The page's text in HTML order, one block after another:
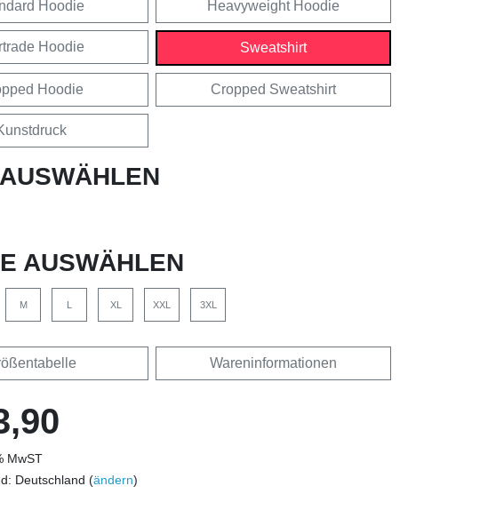
Hoodie Heavyweight Hoodie
Hoodie Sweatshirt
Hoodie Cropped Sweatshirt
AUSWÄHLEN
M L XL XXL 3XL
Wareninformationen
MwST
Deutschland (ändern)